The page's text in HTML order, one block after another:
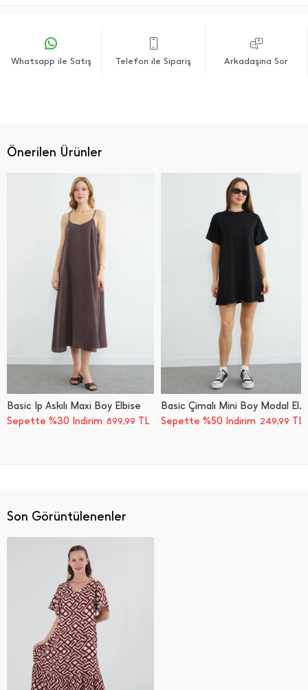
Whatsapp ile Satış Telefon ile Sipariş Arkadaşına Sor
Önerilen Ürünler
Basic İ̇p Askılı Maxi Boy Elbise
Sepette %30 İndirim 899,99 TL
Basic Çimalı Mini Boy Modal Elbise
Sepette %50 İndirim 249,99 TL
Son Görüntülenenler